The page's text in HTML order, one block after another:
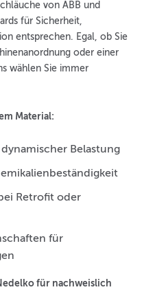
von ABB und
für Sicherheit,
entsprechen. Egal, ob Sie
oder einer
wählen Sie immer
Material:
Belastung
Retrofit oder
für
für nachweislich